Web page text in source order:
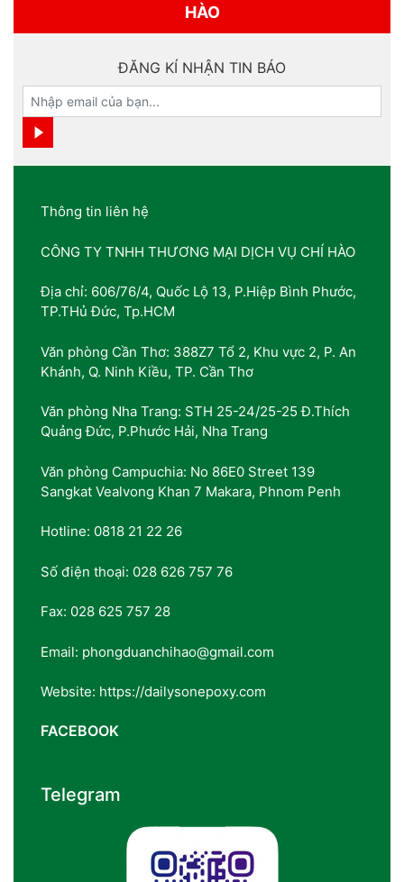
HÀO
ĐĂNG KÍ NHẬN TIN BÁO
Thông tin liên hệ
CÔNG TY TNHH THƯƠNG MẠI DỊCH VỤ CHÍ HÀO
Địa chỉ: 606/76/4, Quốc Lộ 13, P.Hiệp Bình Phước,
TP.THủ Đức, Tp.HCM
Văn phòng Cần Thơ: 388Z7 Tổ 2, Khu vực 2, P. An
Khánh, Q. Ninh Kiều, TP. Cần Thơ
Văn phòng Nha Trang: STH 25-24/25-25 Đ.Thích
Quảng Đức, P.Phước Hải, Nha Trang
Văn phòng Campuchia: No 86E0 Street 139
Sangkat Vealvong Khan 7 Makara, Phnom Penh
Hotline: 0818 21 22 26
Số điện thoại: 028 626 757 76
Fax: 028 625 757 28
Email: phongduanchihao@gmail.com
Website: https://dailysonepoxy.com
FACEBOOK
Telegram